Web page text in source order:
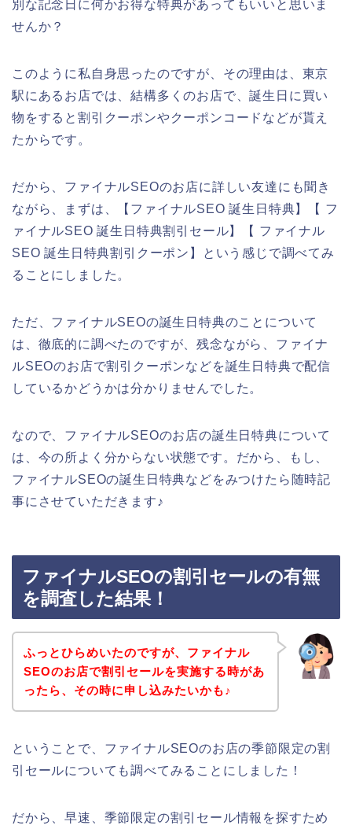
別な記念日に何かお得な特典があってもいいと思いま
せんか？
このように私自身思ったのですが、その理由は、東京
駅にあるお店では、結構多くのお店で、誕生日に買い
物をすると割引クーポンやクーポンコードなどが貰え
たからです。
だから、ファイナルSEOのお店に詳しい友達にも聞き
ながら、まずは、【ファイナルSEO 誕生日特典】【 フ
ァイナルSEO 誕生日特典割引セール】【 ファイナル
SEO 誕生日特典割引クーポン】という感じで調べてみ
ることにしました。
ただ、ファイナルSEOの誕生日特典のことについて
は、徹底的に調べたのですが、残念ながら、ファイナ
ルSEOのお店で割引クーポンなどを誕生日特典で配信
しているかどうかは分かりませんでした。
なので、ファイナルSEOのお店の誕生日特典について
は、今の所よく分からない状態です。だから、もし、
ファイナルSEOの誕生日特典などをみつけたら随時記
事にさせていただきます♪
ファイナルSEOの割引セールの有無
を調査した結果！
ふっとひらめいたのですが、ファイナル
SEOのお店で割引セールを実施する時があ
ったら、その時に申し込みたいかも♪
ということで、ファイナルSEOのお店の季節限定の割
引セールについても調べてみることにしました！
だから、早速、季節限定の割引セール情報を探すため